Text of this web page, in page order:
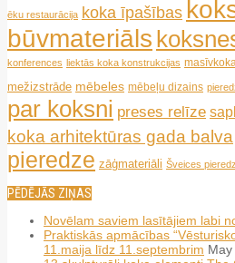
ēku restaurācija koka īpašības
būvmateriāls
konferences liektās koka konstrukcijas
mežizstrāde mēbeles mēbeļu dizains
par koksni preses relīze
koka arhitektūras gada balva
pieredze zāģmateriāli Šveices
PĒDĒJĀS ZIŅAS
Novēlam saviem lasītājiem labi
Praktiskās apmācības
11.maija līdz 11.septembrim